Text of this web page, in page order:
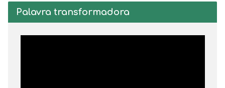
Palavra transformadora